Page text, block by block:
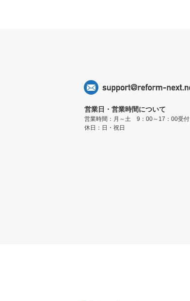
営業日・営業時間について
営業時間：月～土 9：00～17：00受付
休日：日・祝日